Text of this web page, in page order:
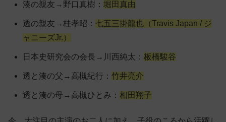
湊の親友→野口真樹：堀田真由
透の親友→桂孝昭：七五三掛龍也（Travis Japan / ジ
ャニーズJr.）
日本史研究会の会長→川西純太：板橋駿谷
透と湊の父→高槻紀行：竹井亮介
透と湊の母→高槻ひとみ：相田翔子